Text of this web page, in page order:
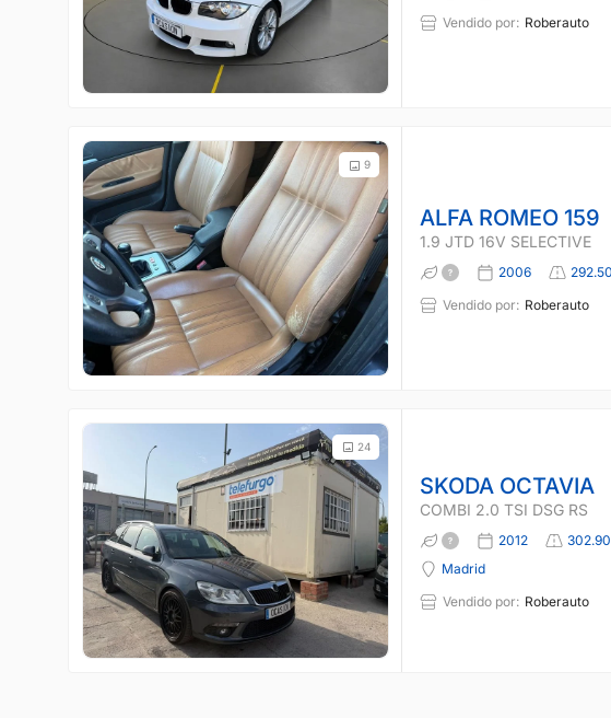
Vendido por: Roberauto
9
ALFA ROMEO 159
1.9 JTD 16V SELECTIVE
2006
Vendido por: Roberauto
24
SKODA OCTAVIA
COMBI 2.0 TSI DSG RS
2012
Madrid
Vendido por: Roberauto